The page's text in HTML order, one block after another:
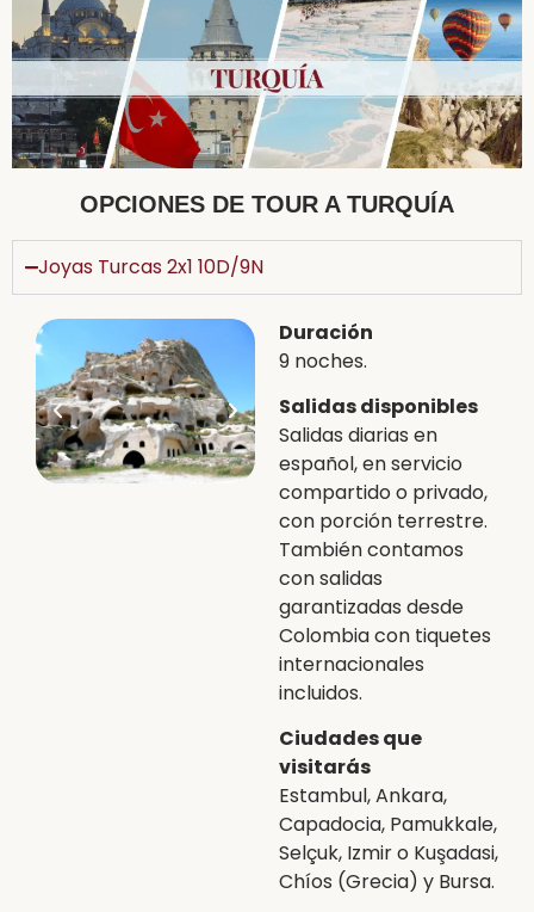
OPCIONES DE TOUR A TURQUÍA
Joyas Turcas 2x1 10D/9N
Duración
9 noches.
Salidas disponibles
Salidas diarias en
español, en servicio
compartido o privado,
con porción terrestre.
También contamos
con salidas
garantizadas desde
Colombia con tiquetes
internacionales
incluidos.
Ciudades que
visitarás
Estambul, Ankara,
Capadocia, Pamukkale,
Selçuk, Izmir o Kuşadasi,
Chíos (Grecia) y Bursa.